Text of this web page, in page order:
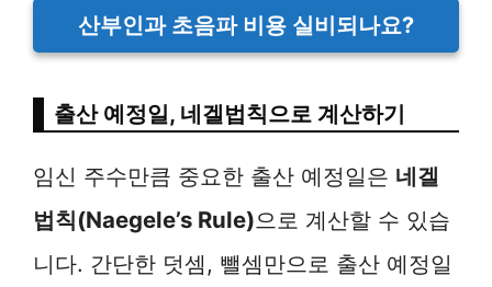
산부인과 초음파 비용 실비되나요?
출산 예정일, 네겔법칙으로 계산하기
임신 주수만큼 중요한 출산 예정일은 네겔
법칙(Naegele’s Rule)으로 계산할 수 있습
니다. 간단한 덧셈, 뺄셈만으로 출산 예정일